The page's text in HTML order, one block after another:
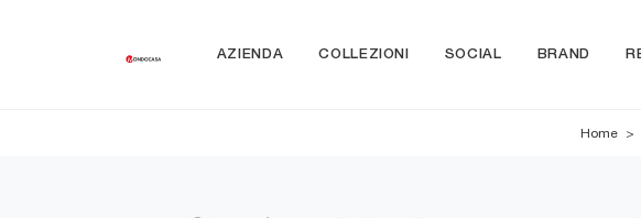
AZIENDA COLLEZIONI SOCIAL BRAND
Home >